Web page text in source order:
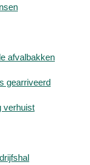
afvalbakken
gearriveerd
verhuist